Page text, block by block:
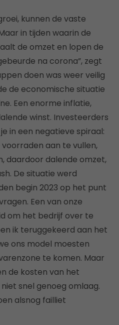
kunnen de vaste
in tijden waarin de
de omzet en lopen de
na corona”, zegt
doen was weer veilig
de economische situatie
Een enorme inflatie,
winst. Investeerders
in een negatieve spiraal:
aan te vullen,
daardoor dalende omzet,
De situatie werd
begin 2023 op het punt
Een van onze
om het bedrijf over te
ik teruggekeerd aan het
ons model moesten
te komen. Maar
de kosten van het
snel genoeg omlaag.
alsnog failliet